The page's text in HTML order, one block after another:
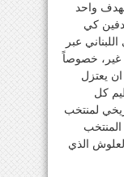
بهدف واحد
كي
عبر
غير، خصوصاً
يعتزل
كل
لمنتخب
الذي